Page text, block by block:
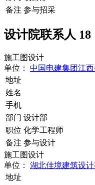
备注 参与招采
设计院联系人 18
施工图设计
单位： 中国电建集团江
地址
姓名
手机
部门 设计部
职位 化学工程师
备注 参与设计
施工图设计
单位： 湖北佳境建筑设计
地址